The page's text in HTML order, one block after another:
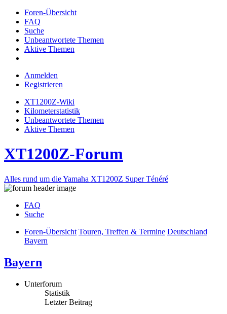
Foren-Übersicht
FAQ
Suche
Unbeantwortete Themen
Aktive Themen
Anmelden
Registrieren
XT1200Z-Wiki
Kilometerstatistik
Unbeantwortete Themen
Aktive Themen
XT1200Z-Forum
Alles rund um die Yamaha XT1200Z Super Ténéré
FAQ
Suche
Foren-Übersicht Touren, Treffen & Termine Deutschland
Bayern
Bayern
Unterforum
Statistik
Letzter Beitrag